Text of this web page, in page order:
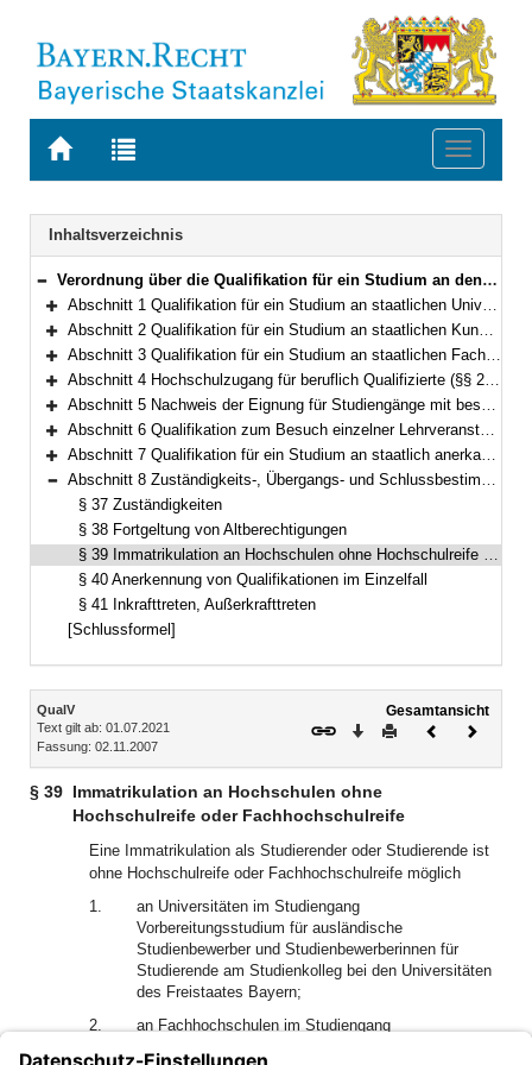
Zur
BAYERN.RECHT
Zur
letzten
Suche
Toggle
Navigation
Inhaltsverzeichnis
Bereich reduzieren
Verordnung über die Qualifikation für ein Studium an den Hochschulen des Freistaates Bayern und den staatlich anerkannten nichtstaatlichen Hochschulen (Qualifikationsverordnung – QualV) Vom 2. November 2007 (GVBl. S. 767) BayRS 2210-1-1-3-K/WK (§§ 1–41)
Bereich erweitern
Abschnitt 1 Qualifikation für ein Studium an staatlichen Universitäten (§§ 1–15)
Bereich erweitern
Abschnitt 2 Qualifikation für ein Studium an staatlichen Kunsthochschulen (§§ 16–19)
Bereich erweitern
Abschnitt 3 Qualifikation für ein Studium an staatlichen Fachhochschulen (§§ 20–28)
Bereich erweitern
Abschnitt 4 Hochschulzugang für beruflich Qualifizierte (§§ 29–33)
Bereich erweitern
Abschnitt 5 Nachweis der Eignung für Studiengänge mit besonderen qualitativen Anforderungen (§ 34)
Bereich erweitern
Abschnitt 6 Qualifikation zum Besuch einzelner Lehrveranstaltungen (§ 35)
Bereich erweitern
Abschnitt 7 Qualifikation für ein Studium an staatlich anerkannten Hochschulen (§ 36)
Bereich reduzieren
Abschnitt 8 Zuständigkeits-, Übergangs- und Schlussbestimmungen (§§ 37–41)
§ 37 Zuständigkeiten
§ 38 Fortgeltung von Altberechtigungen
§ 39 Immatrikulation an Hochschulen ohne Hochschulreife oder Fachhochschulreife
§ 40 Anerkennung von Qualifikationen im Einzelfall
§ 41 Inkrafttreten, Außerkrafttreten
[Schlussformel]
Inhalt
QualV
Text gilt ab: 01.07.2021
Fassung: 02.11.2007
Gesamtansicht
Download
DruckenVorheriges
§ 39 Immatrikulation an Hochschulen ohne
Hochschulreife oder Fachhochschulreife
Eine Immatrikulation als Studierender oder Studierende ist
ohne Hochschulreife oder Fachhochschulreife möglich
1.
an Universitäten im Studiengang
Vorbereitungsstudium für ausländische
Studienbewerber und Studienbewerberinnen für
Studierende am Studienkolleg bei den Universitäten
des Freistaates Bayern;
2.
an Fachhochschulen im Studiengang